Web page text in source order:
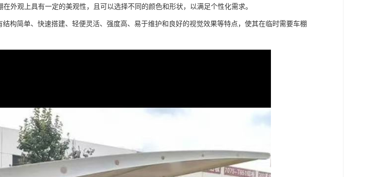
外观上具有一定的美观性，且可以选择不同的颜色和形状，以满足个性化需求。
构简单、快速搭建、轻便灵活、强度高、易于维护和良好的视觉效果等特点，使其在临时需要车棚